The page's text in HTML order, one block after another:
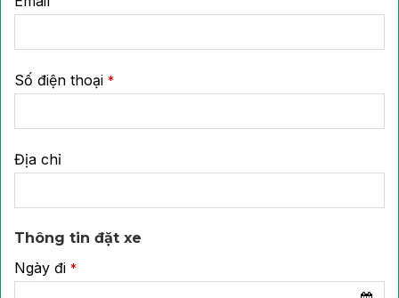
Số điện thoại *
Địa chỉ
Your
Website
Thông tin đặt xe
Ngày đi *